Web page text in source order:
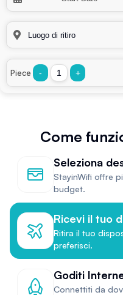
Piece - +
Come
Seleziona
StayinWifi offre
budget.
Ricevi il tuo
Ritira il tuo
preferisci.
Goditi
Connettiti da